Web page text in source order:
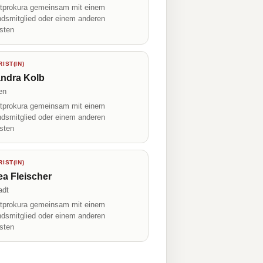
gemeinsam mit einem
oder einem anderen
Kolb
gemeinsam mit einem
oder einem anderen
Fleischer
gemeinsam mit einem
oder einem anderen